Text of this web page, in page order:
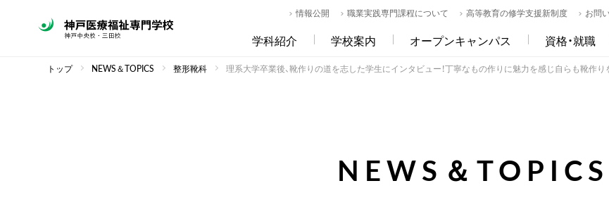
学科紹介 学校案内 オープンキャンパス 資格・就職
情報公開 職業実践専門課程について 高等教育の修学支援新制度 お問
トップ NEWS＆TOPICS 整形靴科 理系大学卒業後、靴作りの道を志した学生にインタビュー！丁寧なもの作りに魅力を感じ自らも靴作り
NEWS＆TOPICS